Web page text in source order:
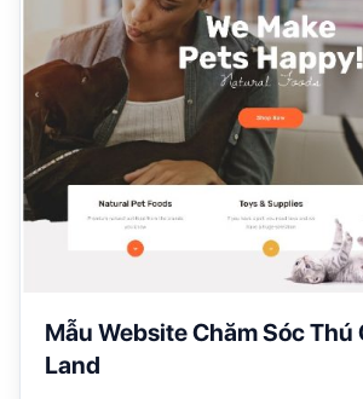
Mẫu Website Chăm Sóc Thú
Land